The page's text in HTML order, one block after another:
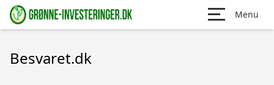
Menu
Besvaret.dk